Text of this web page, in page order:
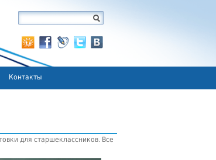
Контакты
для старшеклассников. Все